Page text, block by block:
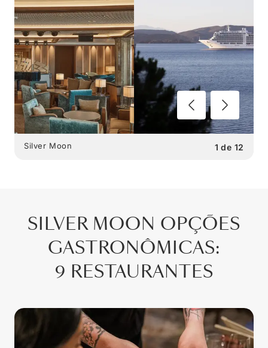
1 de 12
Silver Moon
SILVER MOON OPÇÕES
GASTRONÔMICAS:
9 RESTAURANTES